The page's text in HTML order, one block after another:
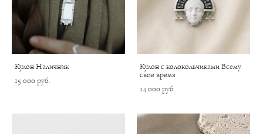
Кулон Наличник
15 000 pуб.
Кулон с колокольчиками Всему
свое время
14 000 pуб.